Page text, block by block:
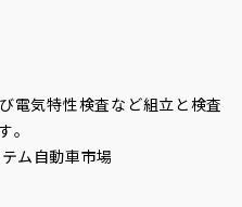
電気特性検査など組立と検査
。
ム自動車市場